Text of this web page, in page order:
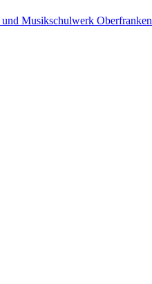
Musikschulwerk Oberfranken